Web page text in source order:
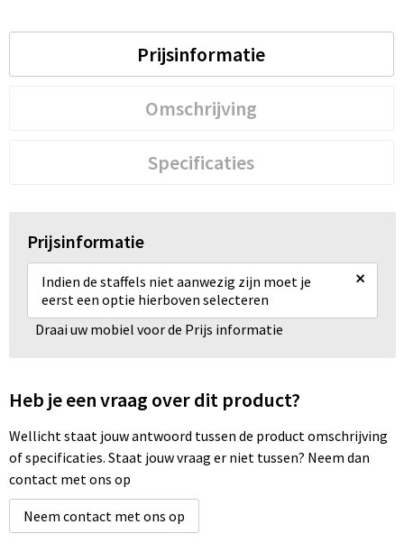
Prijsinformatie
Omschrijving
Specificaties
Prijsinformatie
Indien de staffels niet aanwezig zijn moet je
eerst een optie hierboven selecteren
×
Draai uw mobiel voor de Prijs informatie
Heb je een vraag over dit product?
Wellicht staat jouw antwoord tussen de product omschrijving
of specificaties. Staat jouw vraag er niet tussen? Neem dan
contact met ons op
Neem contact met ons op